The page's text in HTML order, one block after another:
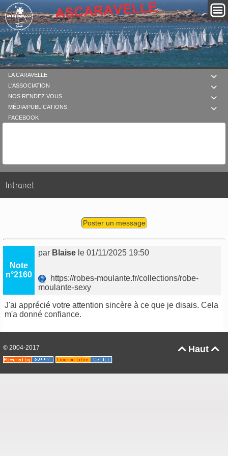

LA CARAVELLE

L'ASSOCIATION

NOS RENDEZ VOUS

MÉDIA/PUBLICATIONS
FACEBOOK
Intranet
Poster un message
Note
n°2160
par Blaise le 01/11/2025 19:50
https://robes-moulante.fr/collections/robe-
moulante-sexy
J'ai apprécié votre attention sincère à ce que je disais. Cela
m'a donné confiance.
Haut 
© 2004-2017